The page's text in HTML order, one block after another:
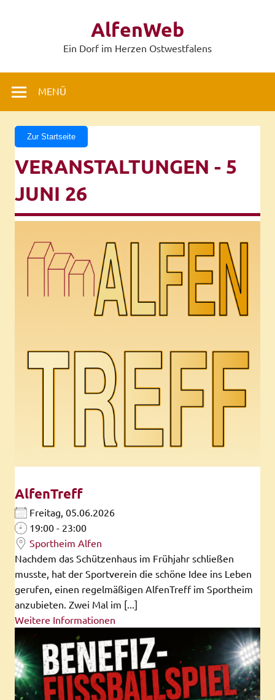
AlfenWeb
Ein Dorf im Herzen Ostwestfalens
MENÜ
Zur Startseite
VERANSTALTUNGEN - 5
JUNI 26
AlfenTreff
Freitag, 05.06.2026
19:00 - 23:00
Sportheim Alfen
Nachdem das Schützenhaus im Frühjahr schließen
musste, hat der Sportverein die schöne Idee ins Leben
gerufen, einen regelmäßigen AlfenTreff im Sportheim
anzubieten. Zwei Mal im [...]
Weitere Informationen